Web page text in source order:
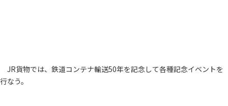
JR貨物では、鉄道コンテナ輸送50年を記念して各種記念イベントを
行なう。